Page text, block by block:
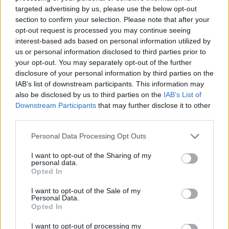
targeted advertising by us, please use the below opt-out
section to confirm your selection. Please note that after your
opt-out request is processed you may continue seeing
interest-based ads based on personal information utilized by
us or personal information disclosed to third parties prior to
your opt-out. You may separately opt-out of the further
disclosure of your personal information by third parties on the
IAB’s list of downstream participants. This information may
also be disclosed by us to third parties on the IAB’s List of
Downstream Participants that may further disclose it to other
Personal Data Processing Opt Outs
I want to opt-out of the Sharing of my
personal data.
Opted In
I want to opt-out of the Sale of my
Personal Data.
Opted In
I want to opt-out of processing my
Berisha sulmon Ramën
dhe Ballukun: 83
mandatet po përdoren si
mburojë për aferat
Vala e të nxehtit çon
termometrin në 41°C,
Osmani zbulon zonat me
temperaturat më të larta